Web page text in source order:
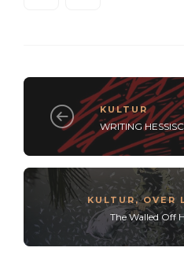
KULTUR
WRITING
KULTUR,OVER
The Walled Off